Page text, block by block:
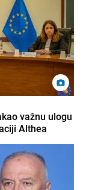
važnu ulogu
Althea